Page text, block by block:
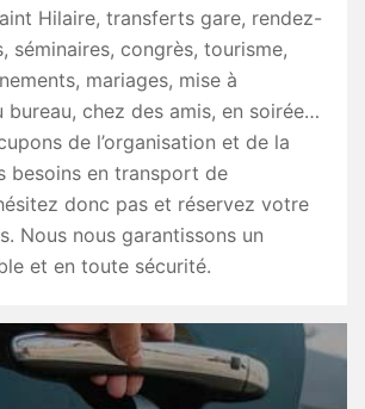
Hilaire, transferts gare, rendez-
séminaires, congrès, tourisme,
mariages, mise à
bureau, chez des amis, en soirée…
de l’organisation et de la
besoins en transport de
donc pas et réservez votre
Nous nous garantissons un
et en toute sécurité.